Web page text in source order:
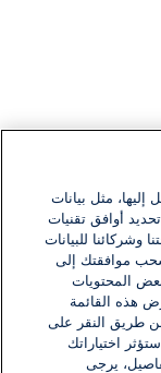
مثل بيانات
أوافق تقنيات
وشركائنا للبيانات
موافقتك إلى
بعض المحتويات
هذه القائمة
طريق النقر على
اختياراتك
يرجى